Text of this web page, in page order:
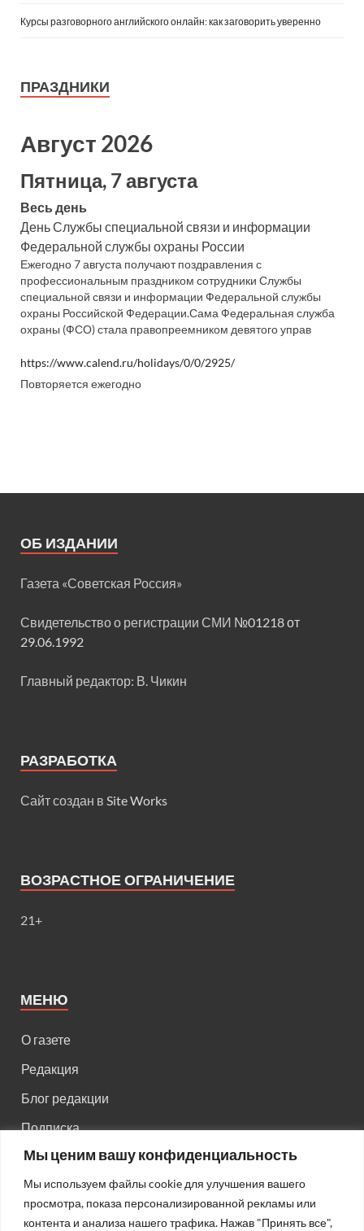
Мы ценим вашу конфиденциальность
Мы используем файлы cookie для улучшения вашего
просмотра, показа персонализированной рекламы или
контента и анализа нашего трафика. Нажав "Принять все",
Курсы разговорного английского онлайн: как заговорить уверенно
ПРАЗДНИКИ
Август 2026
Пятница, 7 августа
Весь день
День Службы специальной связи и информации
Федеральной службы охраны России
Ежегодно 7 августа получают поздравления с
профессиональным праздником сотрудники Службы
специальной связи и информации Федеральной службы
охраны Российской Федерации.Сама Федеральная служба
охраны (ФСО) стала правопреемником девятого управ
https://www.calend.ru/holidays/0/0/2925/
Повторяется ежегодно
ОБ ИЗДАНИИ
Газета «Советская Россия»
Свидетельство о регистрации СМИ №01218 от
29.06.1992
Главный редактор: В. Чикин
РАЗРАБОТКА
Сайт создан в Site Works
ВОЗРАСТНОЕ ОГРАНИЧЕНИЕ
21+
МЕНЮ
О газете
Редакция
Блог редакции
Подписка
Правила поведения на сайте
Реклама